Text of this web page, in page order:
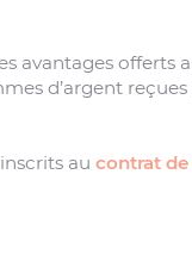
avantages offerts
d’argent reçues
aucontrat de